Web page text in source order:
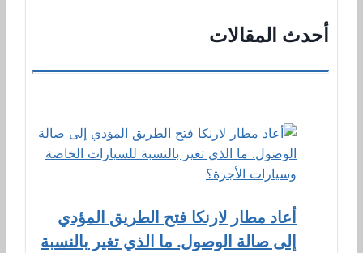
أحدث المقالات
أعاد مطار لارنكا فتح الطريق المؤدي
إلى صالة الوصول. ما الذي تغير بالنسبة